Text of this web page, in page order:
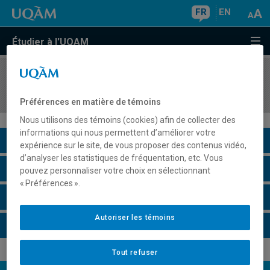
FR EN
Étudier à l'UQAM
COURS//
Description du cours
Horaire - Été 2026
Préférences en matière de témoins
Nous utilisons des témoins (cookies) afin de collecter des
informations qui nous permettent d’améliorer votre
expérience sur le site, de vous proposer des contenus vidéo,
d’analyser les statistiques de fréquentation, etc. Vous
pouvez personnaliser votre choix en sélectionnant
« Préférences ».
Tout refuser
Autoriser les témoins